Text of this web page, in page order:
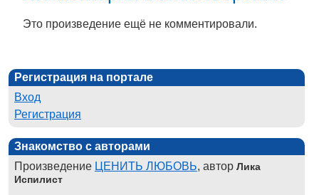
Это произведение ещё не комментировали.
Регистрация на портале
Вход
Регистрация
Знакомство с авторами
Произведение ЦЕНИТЬ ЛЮБОВЬ, автор Лика
Испилист